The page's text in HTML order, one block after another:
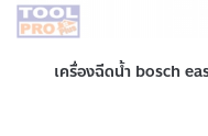
เครื่องฉีดน้ำ bosch